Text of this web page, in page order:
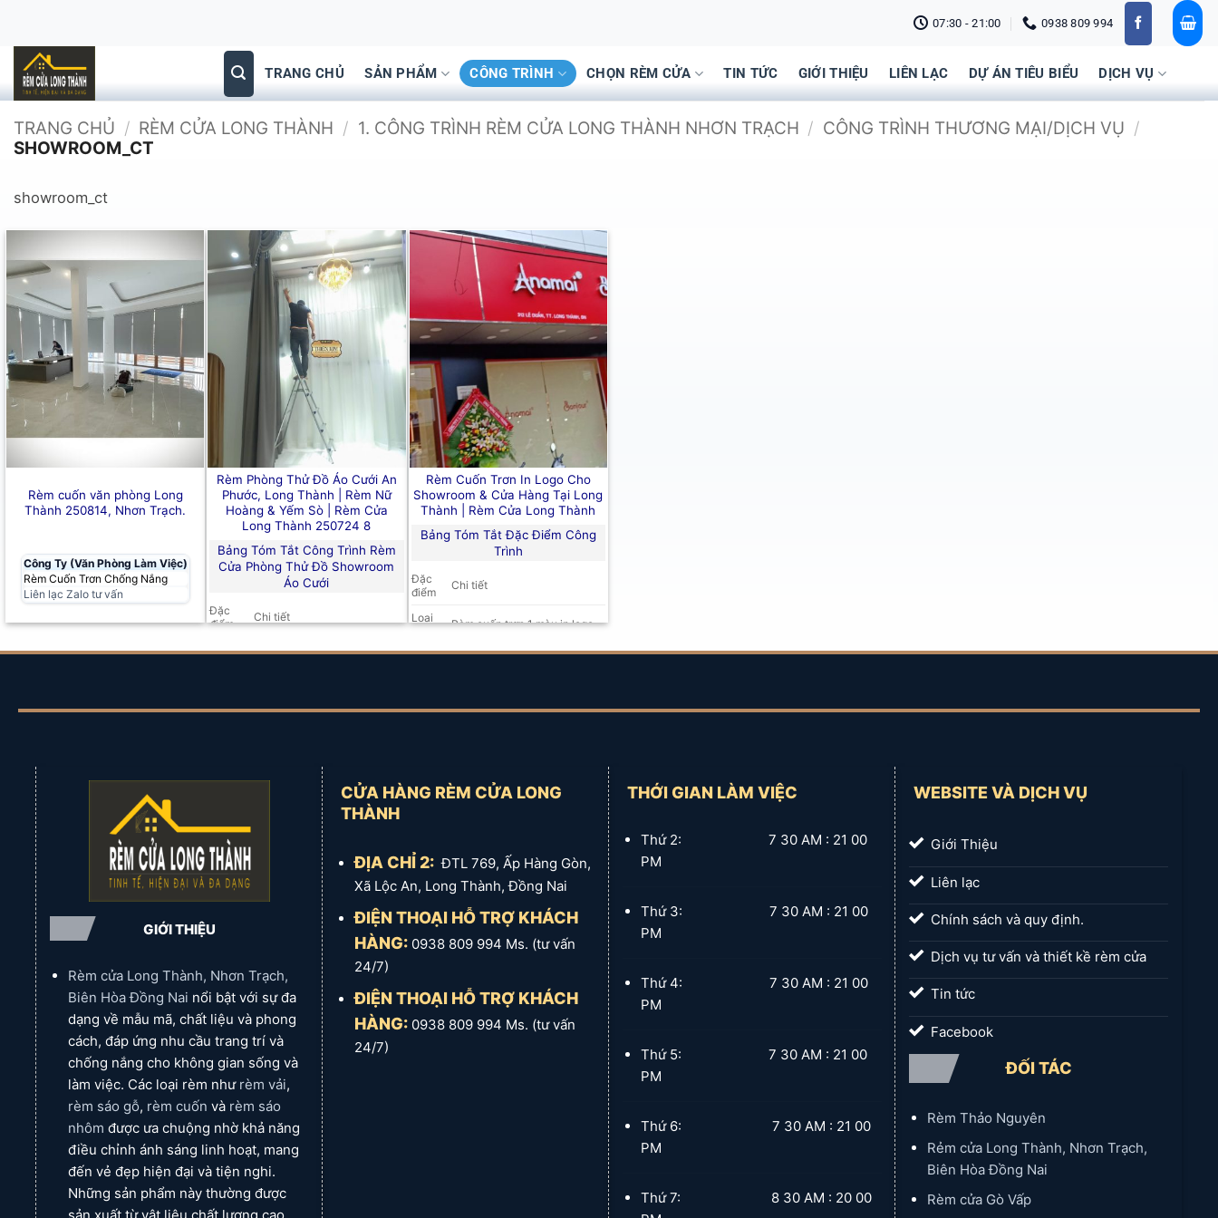
dung
07:30 - 21:00 0938 809 994
TRANG CHỦ SẢN PHẨM CÔNG TRÌNH CHỌN RÈM CỬA TIN TỨC GIỚI THIỆU LIÊN LẠC DỰ ÁN TIÊU BIỂU DỊCH VỤ
TRANG CHỦ / RÈM CỬA LONG THÀNH / 1. CÔNG TRÌNH RÈM CỬA LONG THÀNH NHƠN TRẠCH / CÔNG TRÌNH THƯƠNG MẠI/DỊCH VỤ /
SHOWROOM_CT
showroom_ct
Rèm cuốn văn phòng Long
Thành 250814, Nhơn Trạch.
Công Ty (văn Phòng Làm Việc)
Rèm Cuốn Trơn Chống Nắng
Liên lạc Zalo tư vấn
Rèm Phòng Thử Đồ Áo Cưới An
Phước, Long Thành | Rèm Nữ
Hoàng & Yếm Sò | Rèm Cửa
Long Thành 250724 8
Bảng Tóm Tắt Công Trình Rèm
Cửa Phòng Thử Đồ Showroom
Áo Cưới
Đặc
điểm
Chi tiết
Rèm Cửa 2 Lớp(Rèm vải gấm
Ứng
điểm
Xã An Phước (Long Thành),
Rèm
Vải
Gấm
Gấm một màu cao
cấp, sợi nhỏ, mịn.
lớp (lớp giữa cách nhiệt &
Ưu điểm:
Bền, ít
bay màu, ít bám bụi, hiện đại,
sang trọng.
Kiểu may:
(rèm nữ hoàng/rèm sò cổ
Voan
Trắng
(Lớp
Phụ)
Đặc điểm:
Mỏng, nhẹ, nhìn
xuyên thấu, lãng mạn, tinh
khôi.Kiểu may: Xếp ly.
Rèm
Yếm
Sò
Phần rèm trang trí phía trên,
tạo điểm nhấn cổ điển, lộng
lẫy cho showroom.
Thanh
treo
rèm
Nhôm sơn tĩnh điện màu
trắng (bảo hành trọn đời).
Kiểu
bắt
Bát treo rèm lên
dùng vít chuyên dụng (tạo
hiệu ứng âm trần). Lớp vải
chính và lớp voan đều bắt
giống nhau.
Rèm Cuốn Trơn In Logo Cho
Showroom & Cửa Hàng Tại Long
Thành | Rèm Cửa Long Thành
Bảng Tóm Tắt Đặc Điểm Công
Trình
Đặc
điểm
Chi tiết
Loại
rèm
Rèm cuốn trơn 1 màu in logo
Địa
Showroom ở Long Thành, xã
đích
kiệm không gian,quảng bá
bật
bụi
tế
Phạm
vi
vụ
Long Thành và các xã lân
cận: An Phước, Long Phước,
Phước Thái, Bình An, Đại
Phước, Nhơn Trạch, Phước An
Liên
GIỚI THIỆU
Rèm cửa Long Thành, Nhơn Trạch,
Biên Hòa Đồng Nai nổi bật với sự đa
dạng về mẫu mã, chất liệu và phong
cách, đáp ứng nhu cầu trang trí và
chống nắng cho không gian sống và
làm việc. Các loại rèm như rèm vải,
rèm sáo gỗ, rèm cuốn và rèm sáo
nhôm được ưa chuộng nhờ khả năng
điều chỉnh ánh sáng linh hoạt, mang
đến vẻ đẹp hiện đại và tiện nghi.
Những sản phẩm này thường được
CỬA HÀNG RÈM CỬA LONG
THÀNH
ĐỊA CHỈ 2: ĐTL 769, Ấp Hàng Gòn,
Xã Lộc An, Long Thành, Đồng Nai
ĐIỆN THOẠI HỖ TRỢ KHÁCH
HÀNG:0938 809 994 Ms. (tư vấn
24/7)
ĐIỆN THOẠI HỖ TRỢ KHÁCH
HÀNG:0938 809 994 Ms. (tư vấn
24/7)
THỚI GIAN LÀM VIỆC
Thứ 2: 7 30 AM : 21 00
PM
Thứ 3: 7 30 AM : 21 00
PM
Thứ 4: 7 30 AM : 21 00
PM
Thứ 5: 7 30 AM : 21 00
PM
Thứ 6: 7 30 AM : 21 00
PM
Thứ 7: 8 30 AM : 20 00
WEBSITE VÀ DỊCH VỤ
Giới Thiệu
Liên lạc
Chính sách và quy định.
Dịch vụ tư vấn và thiết kề rèm cửa
Tin tức
Facebook
ĐỐI TÁC
Rèm Thảo Nguyên
Rẻm cửa Long Thành, Nhơn Trạch,
Biên Hòa Đồng Nai
Rèm cửa Gò Vấp